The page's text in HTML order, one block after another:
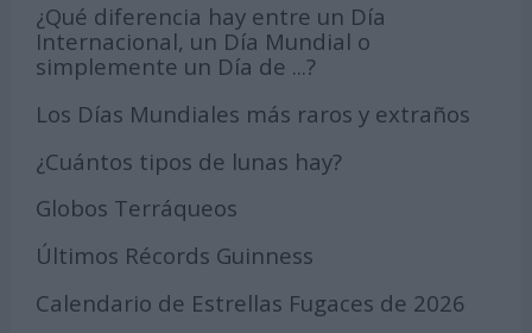
¿Qué diferencia hay entre un Día
Internacional, un Día Mundial o
simplemente un Día de ...?
Los Días Mundiales más raros y extraños
¿Cuántos tipos de lunas hay?
Globos Terráqueos
Últimos Récords Guinness
Calendario de Estrellas Fugaces de 2026